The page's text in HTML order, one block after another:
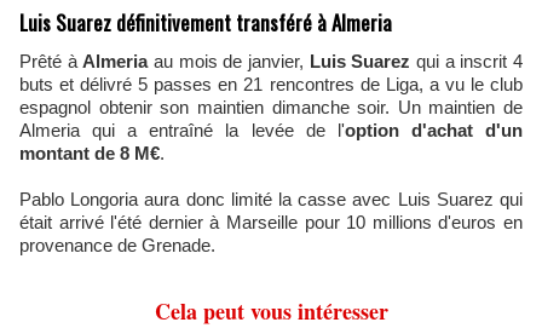
Luis Suarez définitivement transféré à Almeria
Prêté àAlmeriaau mois de janvier, Luis Suarez qui a inscrit 4
buts et délivré 5 passes en 21 rencontres de Liga, a vu le club
espagnol obtenir son maintien dimanche soir. Un maintien de
Almeria qui a entraîné la levée de l'option d'achat d'un
montant de 8 M€.
Pablo Longoria aura donc limité la casse avec Luis Suarez qui
était arrivé l'été dernier à Marseille pour 10 millions d'euros en
provenance de Grenade.
Cela peut vous intéresser